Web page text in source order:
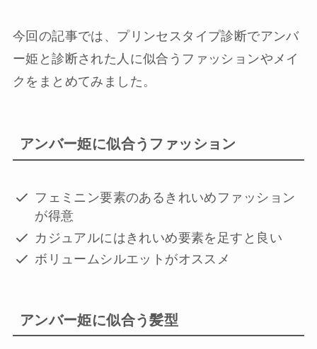
今回の記事では、プリンセスタイプ診断でアンバ
ー姫と診断された人に似合うファッションやメイ
クをまとめてみました。
アンバー姫に似合うファッション
フェミニン要素のあるきれいめファッション
が得意
カジュアルにはきれいめ要素を足すと良い
ボリュームシルエットがオススメ
アンバー姫に似合う髪型